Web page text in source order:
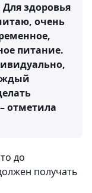
здоровья
очень
питание.
отметила
до
получать